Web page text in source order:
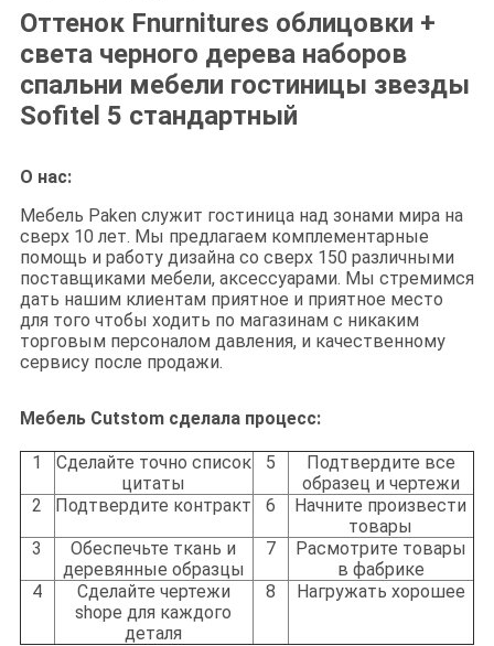
Оттенок Fnurnitures облицовки +
света черного дерева наборов
спальни мебели гостиницы звезды
Sofitel 5 стандартный
О нас:
Мебель Paken служит гостиница над зонами мира на
сверх 10 лет. Мы предлагаем комплементарные
помощь и работу дизайна со сверх 150 различными
поставщиками мебели, аксессуарами. Мы стремимся
дать нашим клиентам приятное и приятное место
для того чтобы ходить по магазинам с никаким
торговым персоналом давления, и качественному
сервису после продажи.
Мебель Cutstom сделала процесс:
1
Сделайте точно список
цитаты
5
Подтвердите все
образец и чертежи
2
Подтвердите контракт 6
Начните произвести
товары
3
Обеспечьте ткань и
деревянные образцы
7
Расмотрите товары
в фабрике
4
Сделайте чертежи
shope для каждого
деталя
8 Нагружать хорошее